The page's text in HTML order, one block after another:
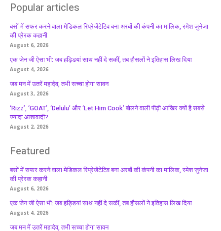
Popular articles
बसों में सफर करने वाला मेडिकल रिप्रेजेंटेटिव बना अरबों की कंपनी का मालिक, रमेश जुनेजा
की प्रेरक कहानी
August 6, 2026
एक जेन जी ऐसा भी: जब हड्डियां साथ नहीं दे सकीं, तब हौसलों ने इतिहास लिख दिया
August 4, 2026
जब मन में उतरें महादेव, तभी सच्चा होगा सावन
August 3, 2026
‘Rizz’, ‘GOAT’, ‘Delulu’ और ‘Let Him Cook’ बोलने वाली पीढ़ी आखिर क्यों है सबसे
ज्यादा आशावादी?
August 2, 2026
Featured
बसों में सफर करने वाला मेडिकल रिप्रेजेंटेटिव बना अरबों की कंपनी का मालिक, रमेश जुनेजा
की प्रेरक कहानी
August 6, 2026
एक जेन जी ऐसा भी: जब हड्डियां साथ नहीं दे सकीं, तब हौसलों ने इतिहास लिख दिया
August 4, 2026
जब मन में उतरें महादेव, तभी सच्चा होगा सावन